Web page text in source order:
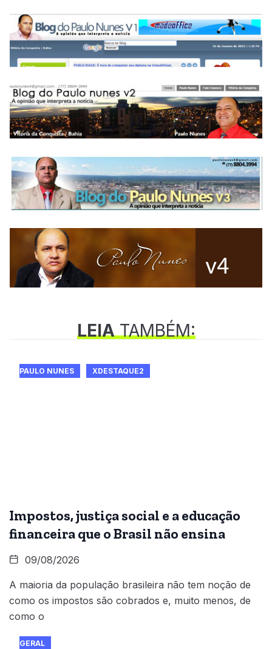
LEIATAMBÉM:
PAULO NUNES XDESTAQUE2
Impostos, justiça social e a educação
financeira que o Brasil não ensina
09/08/2026
A maioria da população brasileira não tem noção de
como os impostos são cobrados e, muito menos, de
como o
GERAL